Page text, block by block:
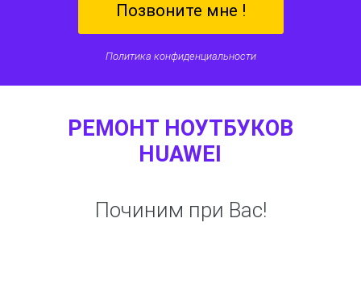
Позвоните мне !
Политика конфиденциальности
РЕМОНТ НОУТБУКОВ
HUAWEI
Починим при Вас!